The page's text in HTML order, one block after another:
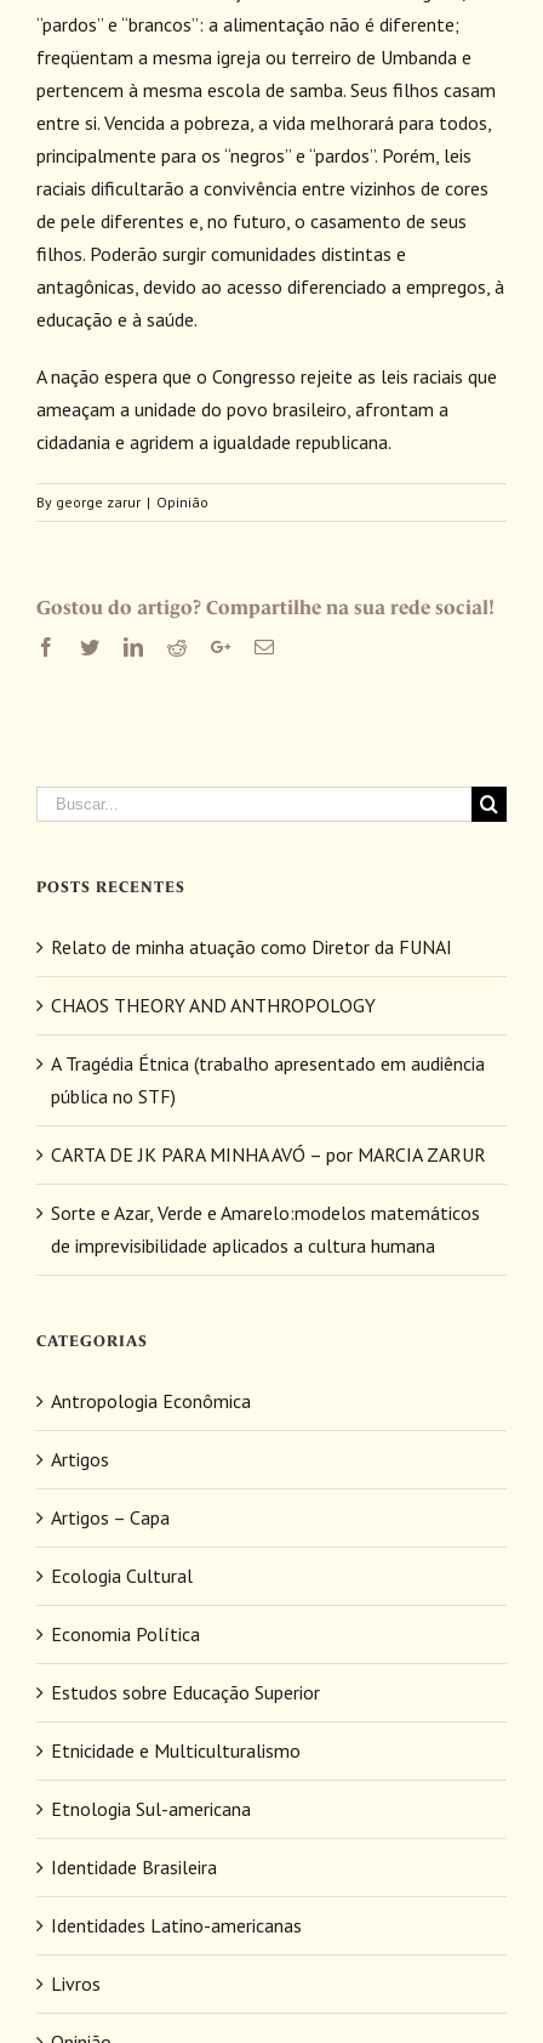
“pardos” e “brancos”: a alimentação não é diferente;
freqüentam a mesma igreja ou terreiro de Umbanda e
pertencem à mesma escola de samba. Seus filhos casam
entre si. Vencida a pobreza, a vida melhorará para todos,
principalmente para os “negros” e “pardos”. Porém, leis
raciais dificultarão a convivência entre vizinhos de cores
de pele diferentes e, no futuro, o casamento de seus
filhos. Poderão surgir comunidades distintas e
antagônicas, devido ao acesso diferenciado a empregos, à
educação e à saúde.
A nação espera que o Congresso rejeite as leis raciais que
ameaçam a unidade do povo brasileiro, afrontam a
cidadania e agridem a igualdade republicana.
By george zarur | Opinião
Gostou do artigo? Compartilhe na sua rede social!
Facebook
TwitterLinkedIn
RedditGoogle+Email
Buscar
POSTS RECENTES
Relato de minha atuação como Diretor da FUNAI
CHAOS THEORY AND ANTHROPOLOGY
A Tragédia Étnica (trabalho apresentado em audiência
pública no STF)
CARTA DE JK PARA MINHA AVÓ – por MARCIA ZARUR
Sorte e Azar, Verde e Amarelo:modelos matemáticos
de imprevisibilidade aplicados a cultura humana
CATEGORIAS
Antropologia Econômica
Artigos
Artigos – Capa
Ecologia Cultural
Economia Política
Estudos sobre Educação Superior
Etnicidade e Multiculturalismo
Etnologia Sul-americana
Identidade Brasileira
Identidades Latino-americanas
Livros